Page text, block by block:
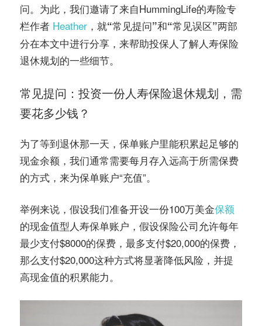
问。为此，我们邀请了来自HummingLife的寿险专
栏作者 Heather ，就“常见提问”和“常见误区”两部
分在本文中进行分享，来帮助投保人了解人寿保险
退休规划的一些细节。
常见提问：投资一份人寿保险退休规划，需
要花多少钱？
为了等到退休那一天，保单账户里能积累起足够的
现金余额，我们通常需要每月存入远高于所需保费
的方式，来为保单账户“充值”。
举例来说，假设我们准备开设一份100万美金保额
的现金值型人寿保单账户，假设保险公司允许每年
最少支付$8000的保费，最多支付$20,000的保费，
那么支付$20,000这种方式将显著降低风险，并提
高现金值的积累能力。